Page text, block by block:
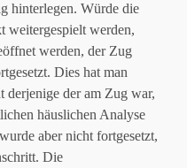
hinterlegen. Würde die
weitergespielt werden,
werden, der Zug
Dies hat man
derjenige der am Zug war,
häuslichen Analyse
aber nicht fortgesetzt,
Die